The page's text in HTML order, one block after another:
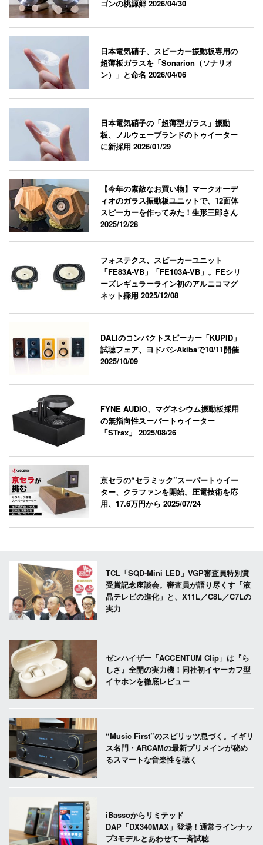
ゴンの桃源郷2026/04/30
日本電気硝子、スピーカー振動板専用の
超薄板ガラスを「Sonarion（ソナリオ
ン）」と命名2026/04/06
日本電気硝子の「超薄型ガラス」振動
板、ノルウェーブランドのトゥイーター
に新採用2026/01/29
【今年の素敵なお買い物】マークオーデ
ィオのガラス振動板ユニットで、12面体
スピーカーを作ってみた！生形三郎さん
2025/12/28
フォステクス、スピーカーユニット
「FE83A-VB」「FE103A-VB」。FEシリ
ーズレギュラーライン初のアルニコマグ
ネット採用2025/12/08
DALIのコンパクトスピーカー「KUPID」
試聴フェア、ヨドバシAkibaで10/11開催
2025/10/09
FYNE AUDIO、マグネシウム振動板採用
の無指向性スーパートゥイーター
「STrax」2025/08/26
京セラの“セラミック”スーパートゥイー
ター、クラファンを開始。圧電技術を応
用、17.6万円から2025/07/24
TCL「SQD-Mini LED」VGP審査員特別賞
受賞記念座談会。審査員が語り尽くす「液
晶テレビの進化」と、X11L／C8L／C7Lの
実力
ゼンハイザー「ACCENTUM Clip」は『ら
しさ』全開の実力機！同社初イヤーカフ型
イヤホンを徹底レビュー
“Music First”のスピリッツ息づく。イギリ
ス名門・ARCAMの最新プリメインが秘め
るスマートな音楽性を聴く
iBassoからリミテッド
DAP「DX340MAX」登場！通常ラインナッ
プ3モデルとあわせて一斉試聴